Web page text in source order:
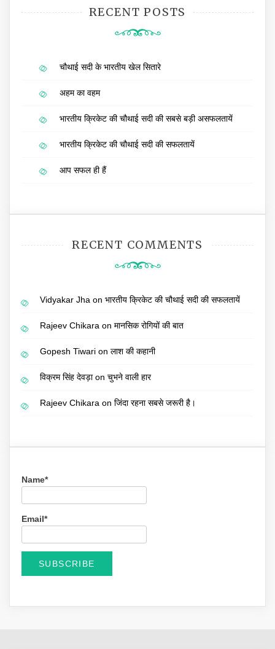
RECENT POSTS
चौथाई सदी के भारतीय खेल सितारे
अहम का वहम
भारतीय क्रिकेट की चौथाई सदी की सबसे बड़ी असफलतायें
भारतीय क्रिकेट की चौथाई सदी की सफलतायें
आप सफल ही हैं
RECENT COMMENTS
Vidyakar Jha on भारतीय क्रिकेट की चौथाई सदी की सफलतायें
Rajeev Chikara on मानसिक रोगियों की बात
Gopesh Tiwari on लाश की कहानी
विक्रम सिंह देवड़ाon चुभने वाली हार
Rajeev Chikara on जिंदा रहना सबसे जरूरी है।
Name*
Email*